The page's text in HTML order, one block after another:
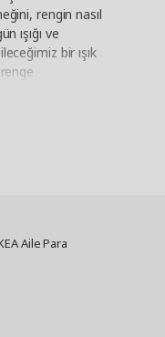
rengin nasıl
ışığı ve
bir ışık
diyor
zaman ürün
doğru
beyaz eşyalar,
bunları evin
böylece
Aile Para